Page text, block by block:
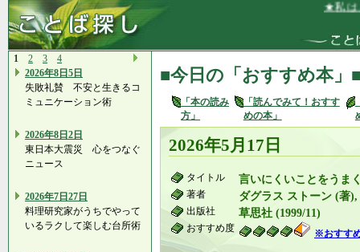
★私は、
1 2 3
4
2026年8日5日
失敗礼賛 不安と生きるコ
ミュニケーション術
2026年8日2日
東日本大震災 心をつなぐ
ニュース
2026年7日27日
料理研究家がうちでやって
いるラクして楽しむ台所術
■今日の「おすすめ本」
「本の読み
方」
「読んでみて！おすす
めの本」
2026年5月17日
タイトル 言いにくいことをうま
著者 ダグラス ストーン (著
出版社 草思社 (1999/11)
おすすめ度 ※おすす